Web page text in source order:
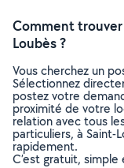
Comment
Loubès ?
Vous cherchez un
Sélectionnez
postez votre
proximité de votre
relation avec tous
particuliers, à Saint-
rapidement.
C’est gratuit,